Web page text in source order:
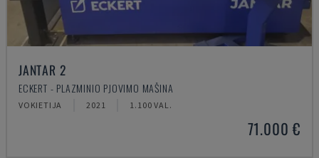
JANTAR 2
ECKERT - PLAZMINIO PJOVIMO MAŠINA
VOKIETIJA 2021 1.100 VAL.
71.000 €